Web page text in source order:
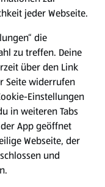
jeder Webseite.
die
zu treffen. Deine
über den Link
Seite widerrufen
Einstellungen
in weiteren Tabs
App geöffnet
Webseite, der
und